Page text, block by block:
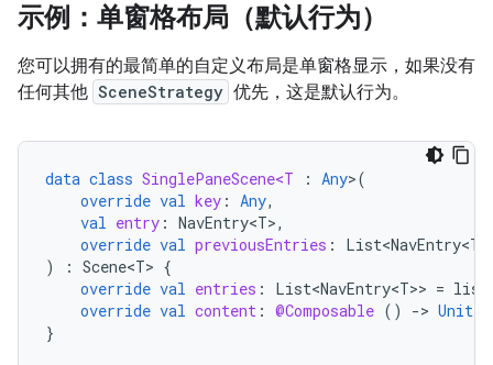
示例：单窗格布局（默认行为）
您可以拥有的最简单的自定义布局是单窗格显示，如果没有
任何其他 SceneStrategy 优先，这是默认行为。
data class SinglePaneScene<T : Any>(
override val key : Any,
val entry : NavEntry<T>,
override val previousEntries : List<NavEntry<T>
)
: Scene<T> {
override val entries : List<NavEntry<T>> =
override val content : @Composable () -> Unit
}